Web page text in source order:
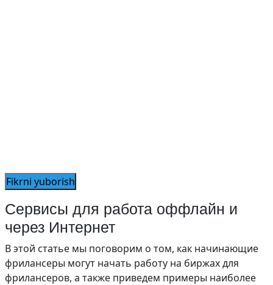
Сервисы для работа оффлайн и
через Интернет
В этой статье мы поговорим о том, как начинающие
фрилансеры могут начать работу на биржах для
фрилансеров, а также приведем примеры наиболее